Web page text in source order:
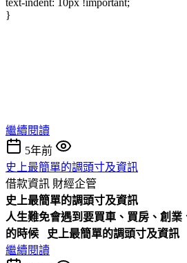
}
繼續閱讀
5年前
史上最簡單的調頭寸及資訊
借款資訊 財經企管
史上最簡單的調頭寸及資訊
人生難免會遇到要買車、買房、創
的時候
史上最簡單的調頭寸及資訊
繼續閱讀